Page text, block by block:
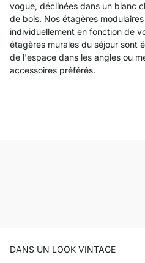
vogue, déclinées dans un blanc
de bois. Nos étagères
individuellement en fonction de
étagères murales du séjour sont
de l'espace dans les angles ou
accessoires préférés.
DANS UN LOOK VINTAGE